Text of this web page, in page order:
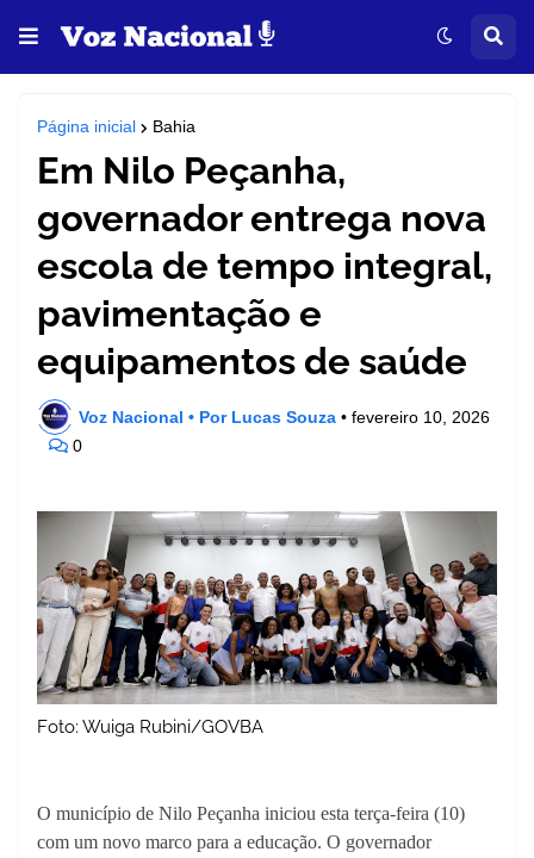
Página inicial Bahia
Em Nilo Peçanha,
governador entrega nova
escola de tempo integral,
pavimentação e
equipamentos de saúde
Voz Nacional • Por Lucas Souza • fevereiro 10, 2026
0
Foto: Wuiga Rubini/GOVBA
O município de Nilo Peçanha iniciou esta terça-feira (10)
com um novo marco para a educação. O governador